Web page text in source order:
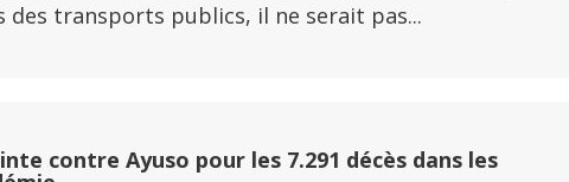
des transports publics, il ne serait pas...
contre Ayuso pour les 7.291 décès dans les